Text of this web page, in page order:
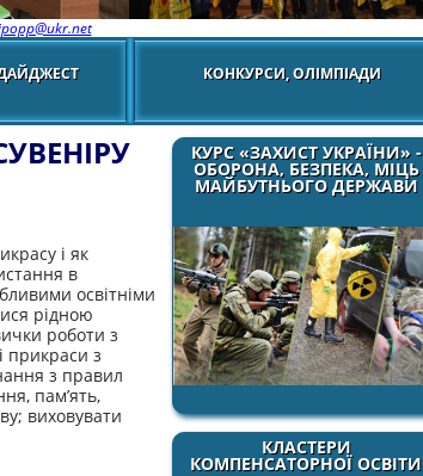
КОНКУРСИ, ОЛІМПІАДИ
КУРС «ЗАХИСТ УКРАЇНИ» -
ОБОРОНА, БЕЗПЕКА, МІЦЬ
МАЙБУТНЬОГО ДЕРЖАВИ
КЛАСТЕРИ
КОМПЕНСАТОРНОЇ ОСВІТИ
і як
в
освітніми
рідною
роботи з
прикраси з
з правил
пам’ять,
виховувати